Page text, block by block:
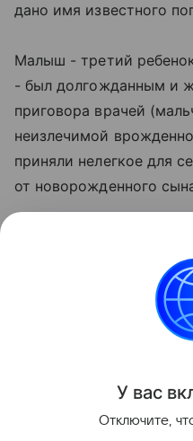
дано имя известного
Малыш - третий
- был долгожданным и
приговора врачей
неизлечимой
приняли нелегкое для
от новорожденного
малютки и персонал
не должен отправиться
памяти легендарного
Майкл Джексон в
У вас
Отключите,